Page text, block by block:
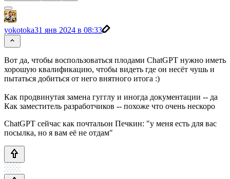
yokotoka31 янв 2024 в 08:33
Вот да, чтобы воспользоваться плодами ChatGPT нужно иметь
хорошую квалификацию, чтобы видеть где он несёт чушь и
пытаться добиться от него внятного итога :)
Как продвинутая замена гугглу и иногда документации -- да
Как заместитель разработчиков -- похоже что очень нескоро
ChatGPT сейчас как почтальон Печкин: "у меня есть для вас
посылка, но я вам её не отдам"